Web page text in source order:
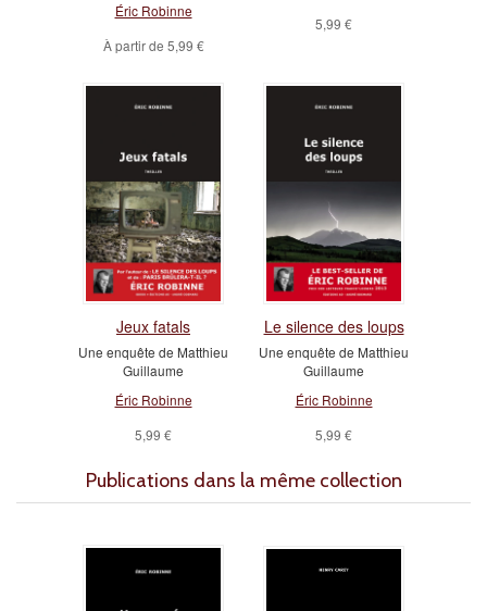
Éric Robinne
À partir de 5,99 €
5,99 €
Jeux fatals
Une enquête de Matthieu
Guillaume
Éric Robinne
5,99 €
Le silence des loups
Une enquête de Matthieu
Guillaume
Éric Robinne
5,99 €
Publications dans la même collection